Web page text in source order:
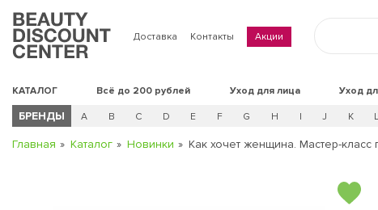
Доставка Контакты Акции
КАТАЛОГ Всё до 200 рублей Уход для лица Уход
БРЕНДЫ A B C D E F G H I J K L
Главная Каталог Новинки Как хочет женщина. Мастер-